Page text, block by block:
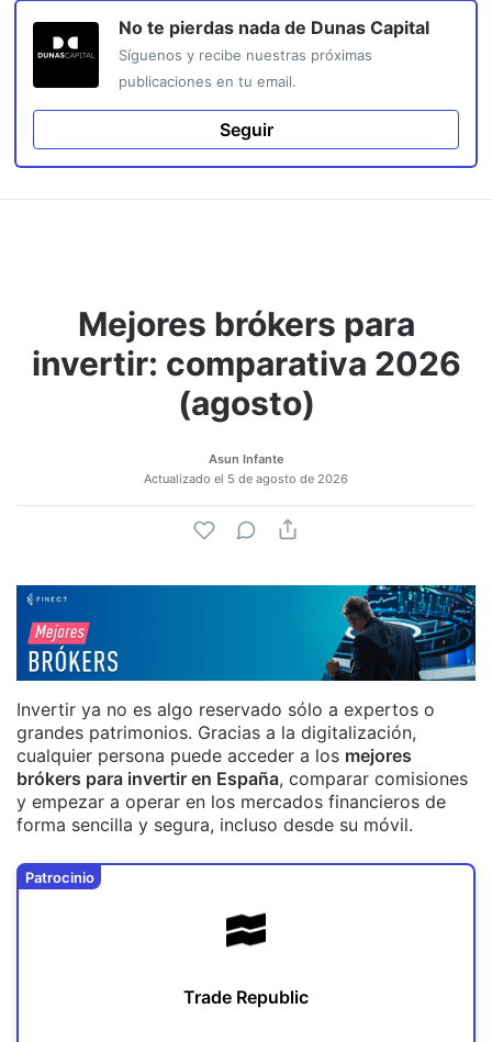
No te pierdas nada de Dunas Capital
Síguenos y recibe nuestras próximas
publicaciones en tu email.
Seguir
Mejores brókers para
invertir: comparativa 2026
(agosto)
Asun Infante
Actualizado el 5 de agosto de 2026
Invertir ya no es algo reservado sólo a expertos o
grandes patrimonios. Gracias a la digitalización,
cualquier persona puede acceder a los mejores
brókers para invertir en España, comparar comisiones
y empezar a operar en los mercados financieros de
forma sencilla y segura, incluso desde su móvil.
Patrocinio
Trade Republic